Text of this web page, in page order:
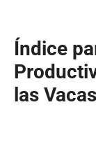
Índice
las